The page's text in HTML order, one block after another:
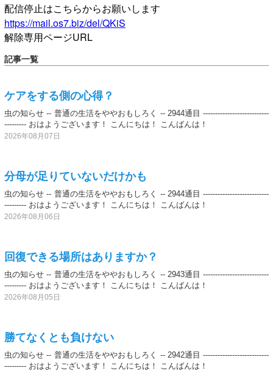
配信停止はこちらからお願いします
https://mail.os7.biz/del/QKiS
解除専用ページURL
記事一覧
ケアをする側の心得？
虫の知らせ -- 普通の生活をややおもしろく -- 2944通目 ---------------------------
--------- おはようございます！ こんにちは！ こんばんは！
2026年08月07日
分母が足りていないだけかも
虫の知らせ -- 普通の生活をややおもしろく -- 2944通目 ---------------------------
--------- おはようございます！ こんにちは！ こんばんは！
2026年08月06日
回復できる場所はありますか？
虫の知らせ -- 普通の生活をややおもしろく -- 2943通目 ---------------------------
--------- おはようございます！ こんにちは！ こんばんは！
2026年08月05日
勝てなくとも負けない
虫の知らせ -- 普通の生活をややおもしろく -- 2942通目 ---------------------------
--------- おはようございます！ こんにちは！ こんばんは！